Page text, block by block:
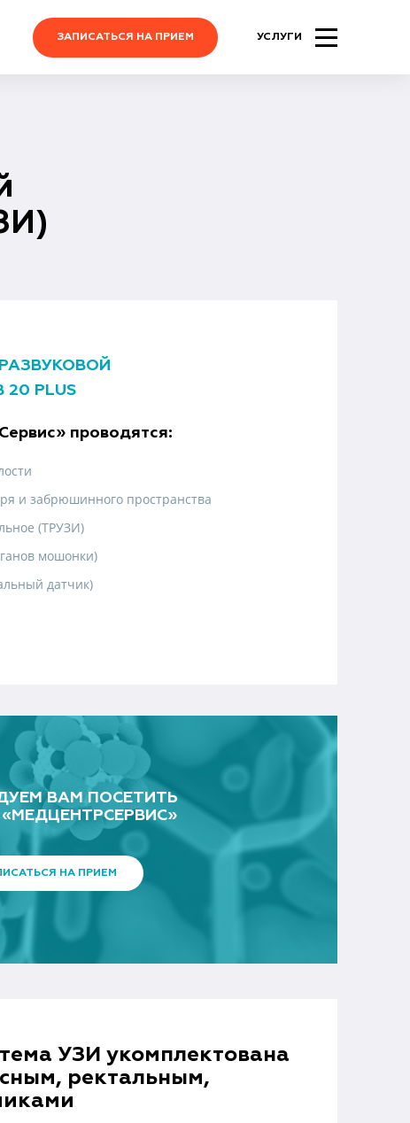
ЗАПИСАТЬСЯ НА ПРИЕМ УСЛУГИ
PLUS
проводятся:
и забрюшинного пространства
(ТРУЗИ)
мошонки)
датчик)
ВАМ ПОСЕТИТЬ
НА ПРИЕМ
УЗИ укомплектована
ректальным,